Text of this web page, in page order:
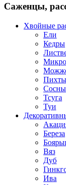
Саженцы,
Хвойные
Ели
Кедры
Пихты
Сосны
Тсуга
Туи
Береза
Вяз
Дуб
Ива